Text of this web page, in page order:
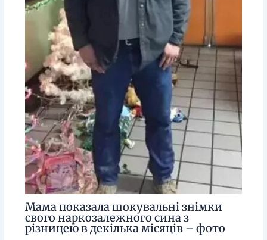
Мама показала шокувальні знімки
свого наркозалежного сина з
різницею в декілька місяців – фото